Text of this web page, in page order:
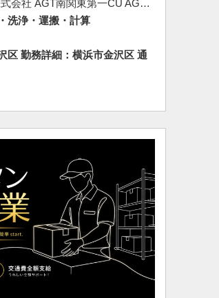
UTエージェント株式会社 AGT南関東第一CU AGT横浜エリア 横浜第57CL 《Jeaw1C》
洗浄・運搬・計算
区 勤務詳細：横浜市金沢区 通